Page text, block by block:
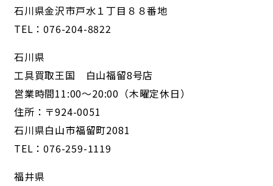
石川県金沢市戸水１丁目８８番地
TEL：076-204-8822
石川県
工具買取王国 白山福留8号店
営業時間11:00～20:00（木曜定休日）
住所：〒924-0051
石川県白山市福留町2081
TEL：076-259-1119
福井県